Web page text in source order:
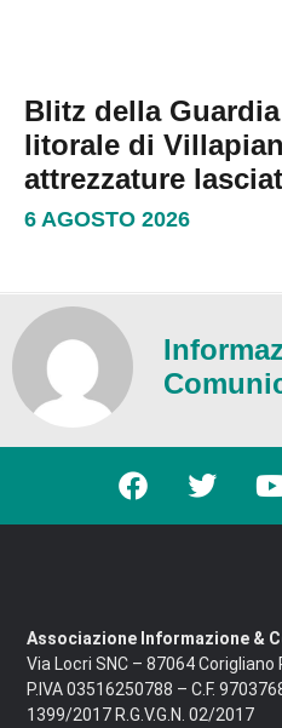
Blitz della
litorale di
attrezzature
6 AGOSTO 2026
Associazione Informazione &
Via Locri SNC – 87064 Corigliano
P.IVA 03516250788 – C.F.
1399/2017 R.G.V.G.N. 02/2017